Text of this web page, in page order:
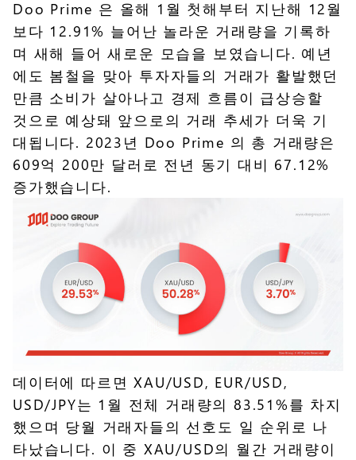
Doo Prime 은 올해 1월 첫해부터 지난해 12월
보다 12.91% 늘어난 놀라운 거래량을 기록하
며 새해 들어 새로운 모습을 보였습니다. 예년
에도 봄철을 맞아 투자자들의 거래가 활발했던
만큼 소비가 살아나고 경제 흐름이 급상승할
것으로 예상돼 앞으로의 거래 추세가 더욱 기
대됩니다. 2023년 Doo Prime 의 총 거래량은
609억 200만 달러로 전년 동기 대비 67.12%
증가했습니다.
데이터에 따르면 XAU/USD, EUR/USD,
USD/JPY는 1월 전체 거래량의 83.51%를 차지
했으며 당월 거래자들의 선호도 일 순위로 나
타났습니다. 이 중 XAU/USD의 월간 거래량이